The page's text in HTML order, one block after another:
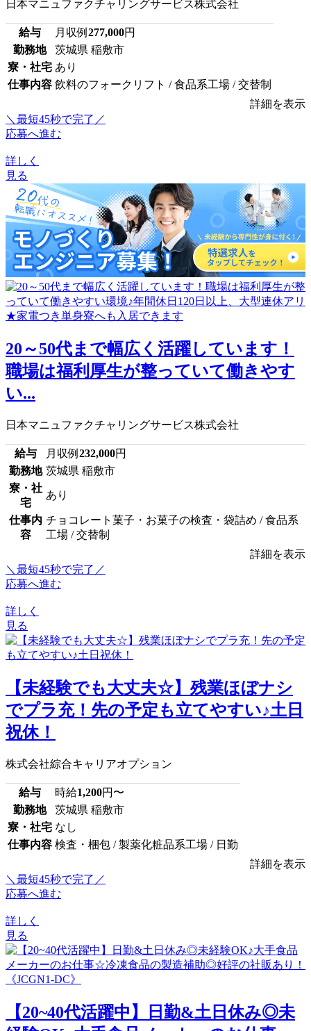
日本マニュファクチャリングサービス株式会社
給与 月収例 277,000円
勤務地
茨城県 稲敷市
寮・社宅 あり
仕事内容 飲料のフォークリフト / 食品系工場 / 交替制
詳細を表示
＼最短45秒で完了／
応募へ進む
詳しく
見る
20～50代まで幅広く活躍しています！
職場は福利厚生が整っていて働きやす
い...
日本マニュファクチャリングサービス株式会社
給与 月収例 232,000円
勤務地 茨城県 稲敷市
寮・社
宅
あり
仕事内
容
チョコレート菓子・お菓子の検査・袋詰め / 食品系
工場 / 交替制
詳細を表示
＼最短45秒で完了／
応募へ進む
詳しく
見る
【未経験でも大丈夫☆】残業ほぼナシ
でプラ充！先の予定も立てやすい♪土日
祝休！
株式会社綜合キャリアオプション
給与 時給1,200円〜
勤務地
茨城県 稲敷市
寮・社宅 なし
仕事内容 検査・梱包 / 製薬化粧品系工場 / 日勤
詳細を表示
＼最短45秒で完了／
応募へ進む
詳しく
見る
【20~40代活躍中】日勤&土日休み◎未